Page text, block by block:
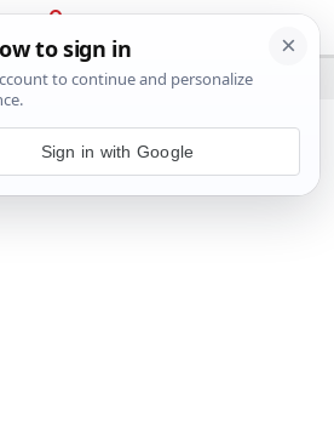
PRIJAVA
Sign in with Google